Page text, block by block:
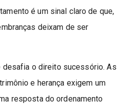
é um sinal claro de que,
deixam de ser
desafia o direito sucessório. As
e herança exigem um
resposta do ordenamento